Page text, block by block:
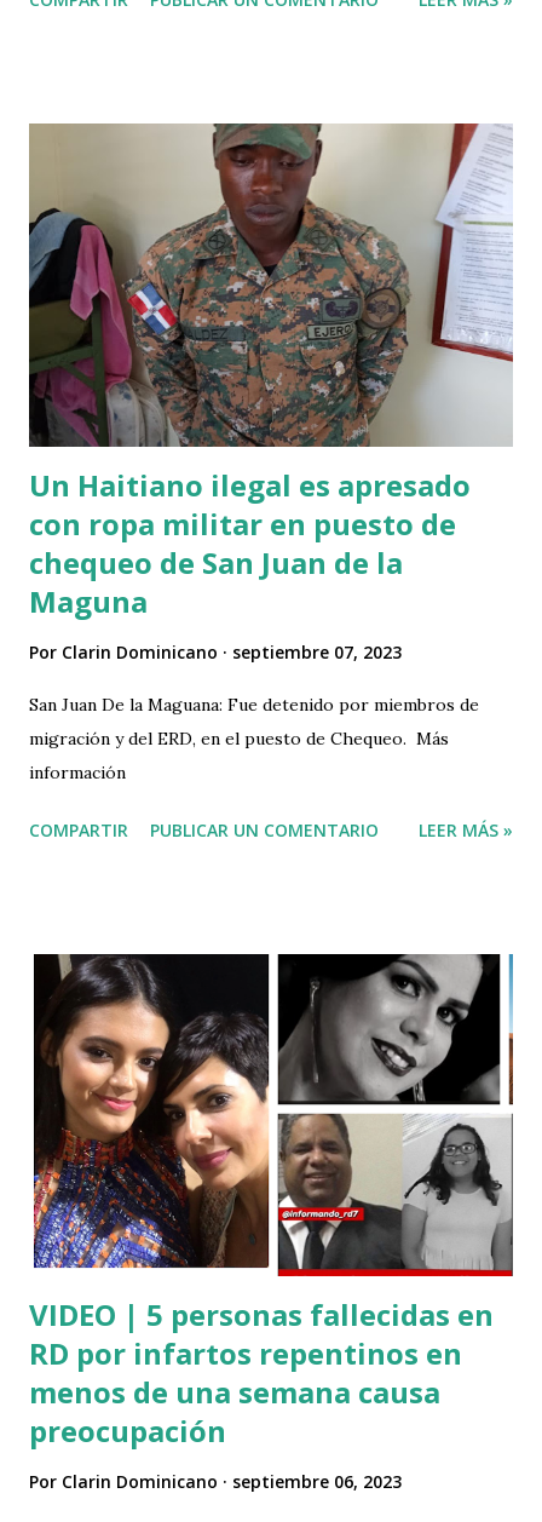
entre República Dominicana y Haití, Más información
Un Haitiano ilegal es apresado
con ropa militar en puesto de
chequeo de San Juan de la
Maguna
Por Clarin Dominicano septiembre 07, 2023
San Juan De la Maguana: Fue detenido por miembros de
migración y del ERD, en el puesto de Chequeo. Más
información
COMPARTIR PUBLICAR UN COMENTARIO LEER MÁS »
VIDEO | 5 personas fallecidas en
RD por infartos repentinos en
menos de una semana causa
preocupación
Por Clarin Dominicano septiembre 06, 2023